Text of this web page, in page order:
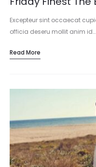
Excepteur sint occaecat
officia deseru mollit anim id…
Read More